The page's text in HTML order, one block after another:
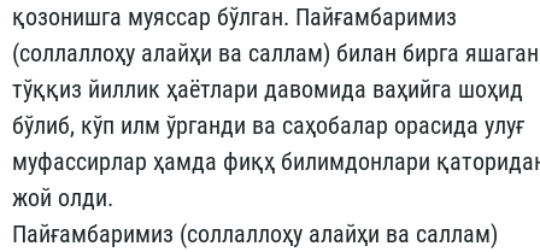
қозо­ниш­га му­яссар бўлган. Пайғамбаримиз
(соллаллоҳу алайҳи ва сал­лам) би­лан бирга яша­ган
тўққиз йиллик ҳаётлари давомида ва­ҳий­га шо­ҳид
бўлиб, кўп илм ўрганди ва саҳобалар орасида улуғ
му­фас­сир­лар ҳамда фиқҳ би­лимдонлари
жой олди.
Пайғамбаримиз (соллаллоҳу алайҳи ва саллам)